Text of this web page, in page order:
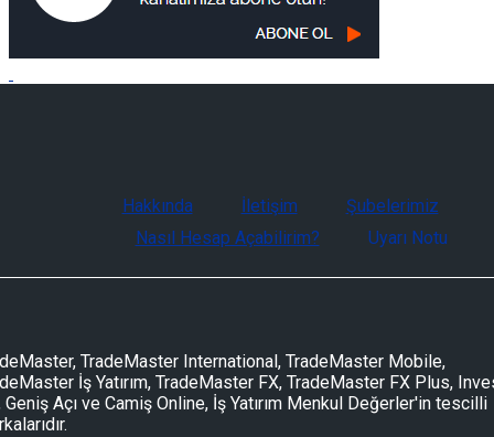
Hakkında İletişim
Şubelerimiz
Nasıl Hesap Açabilirim?
Uyarı Notu
TradeMaster International, TradeMaster Mobile,
İş Yatırım, TradeMaster FX, TradeMaster FX Plus,
Geniş Açı ve Camiş Online, İş Yatırım Menkul Değerler'in tescilli